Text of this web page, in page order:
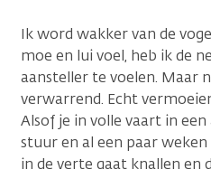
Ik word wakker van de
moe en lui voel, heb ik de
aansteller te voelen. Maar
verwarrend. Echt
Alsof je in volle vaart in
stuur en al een paar
in de verte gaat knallen en